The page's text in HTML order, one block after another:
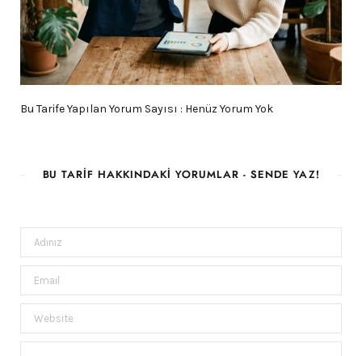
Bu Tarife Yapılan Yorum Sayısı : Henüz Yorum Yok
BU TARIF HAKKINDAKI YORUMLAR - SENDE YAZ!